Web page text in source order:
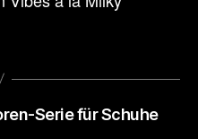
Serie für Schuhe